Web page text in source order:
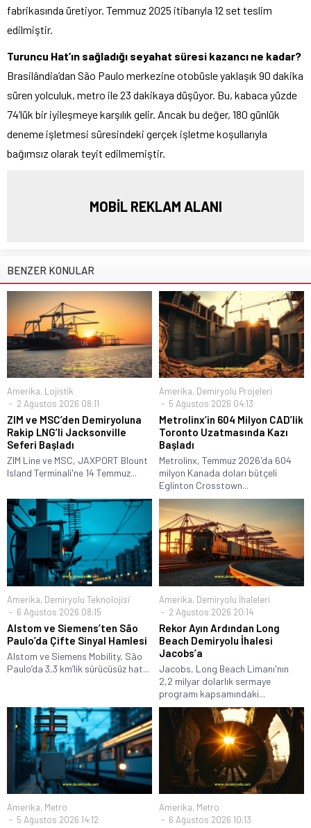
fabrikasında üretiyor. Temmuz 2025 itibarıyla 12 set teslim
edilmiştir.
Turuncu Hat’ın sağladığı seyahat süresi kazancı ne kadar?
Brasilândia’dan São Paulo merkezine otobüsle yaklaşık 90 dakika
süren yolculuk, metro ile 23 dakikaya düşüyor. Bu, kabaca yüzde
74’lük bir iyileşmeye karşılık gelir. Ancak bu değer, 180 günlük
deneme işletmesi süresindeki gerçek işletme koşullarıyla
bağımsız olarak teyit edilmemiştir.
MOBİL REKLAM ALANI
BENZER KONULAR
Amerika, Lojistik
2 Ağustos 2026 08:11
ZIM ve MSC’den Demiryoluna
Rakip LNG’li Jacksonville
Seferi Başladı
ZIM Line ve MSC, JAXPORT Blount
Island Terminali'ne 14 Temmuz...
Amerika, Demiryolu Projeleri
5 Ağustos 2026 04:13
Metrolinx’in 604 Milyon CAD’lik
Toronto Uzatmasında Kazı
Başladı
Metrolinx, Temmuz 2026'da 604
milyon Kanada doları bütçeli
Eglinton Crosstown...
Amerika, Demiryolu Teknolojisi
6 Ağustos 2026 08:15
Alstom ve Siemens’ten São
Paulo’da Çifte Sinyal Hamlesi
Alstom ve Siemens Mobility, São
Paulo’da 3,3 km’lik sürücüsüz hat...
Amerika, Demiryolu İhaleleri
2 Ağustos 2026 20:14
Rekor Ayın Ardından Long
Beach Demiryolu İhalesi
Jacobs’a
Jacobs, Long Beach Limanı'nın
2,2 milyar dolarlık sermaye
programı kapsamındaki...
Amerika, Metro
5 Ağustos 2026 14:12
Amerika, Metro
6 Ağustos 2026 10:13